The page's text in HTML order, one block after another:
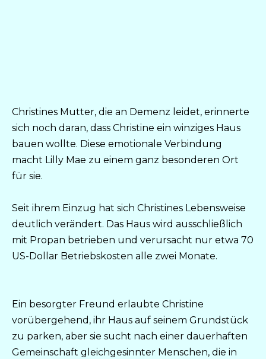
Christines Mutter, die an Demenz leidet, erinnerte
sich noch daran, dass Christine ein winziges Haus
bauen wollte. Diese emotionale Verbindung
macht Lilly Mae zu einem ganz besonderen Ort
für sie.
Seit ihrem Einzug hat sich Christines Lebensweise
deutlich verändert. Das Haus wird ausschließlich
mit Propan betrieben und verursacht nur etwa 70
US-Dollar Betriebskosten alle zwei Monate.
Ein besorgter Freund erlaubte Christine
vorübergehend, ihr Haus auf seinem Grundstück
zu parken, aber sie sucht nach einer dauerhaften
Gemeinschaft gleichgesinnter Menschen, die in